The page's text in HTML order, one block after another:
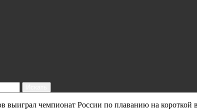
выиграл чемпионат России по плаванию на короткой